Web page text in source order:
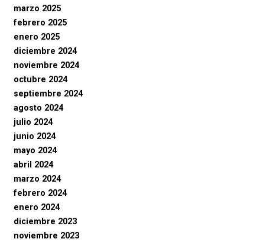
marzo 2025
febrero 2025
enero 2025
diciembre 2024
noviembre 2024
octubre 2024
septiembre 2024
agosto 2024
julio 2024
junio 2024
mayo 2024
abril 2024
marzo 2024
febrero 2024
enero 2024
diciembre 2023
noviembre 2023